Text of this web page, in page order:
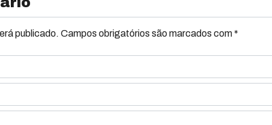
publicado. Campos obrigatórios são marcados com *